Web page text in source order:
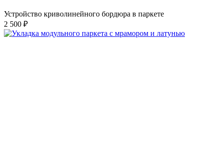
Устройство криволинейного бордюра в паркете
2 500 ₽